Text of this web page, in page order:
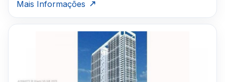
preocupações do dia. Portanto, se você é um investidor,
um comprador de casa principal ou apenas deseja alugar,
não procure além das 500 torres Brickell para satisfazer
todas as suas necessidades.
Clique aqui para mandar um email
Mais Informações